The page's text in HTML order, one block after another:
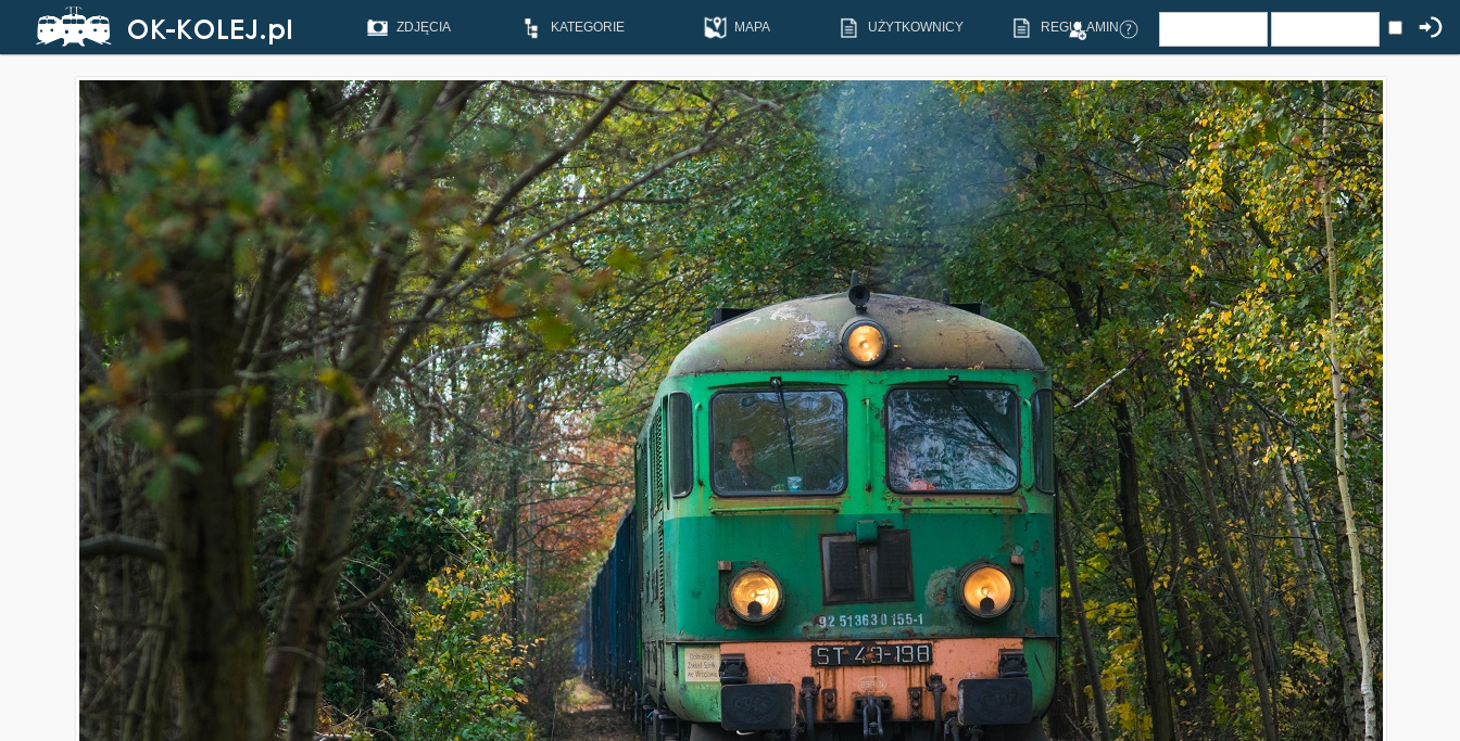
ZDJĘCIA KATEGORIE MAPA UŻYTKOWNICY REGULAMIN